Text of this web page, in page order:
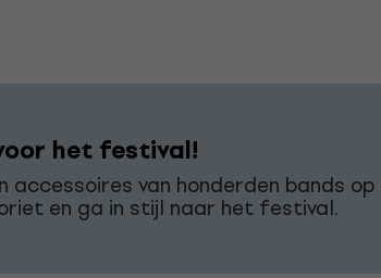
het festival!
accessoires van honderden bands op
en ga in stijl naar het festival.